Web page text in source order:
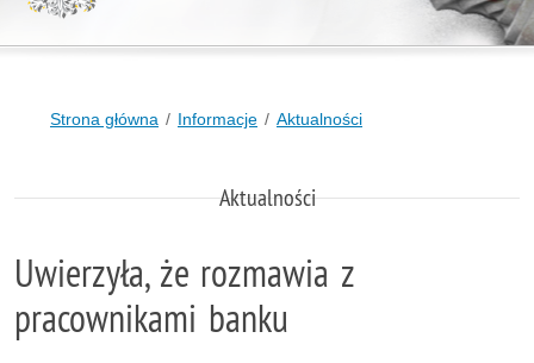
Strona główna Informacje Aktualności
Aktualności
Uwierzyła, że rozmawia z
pracownikami banku